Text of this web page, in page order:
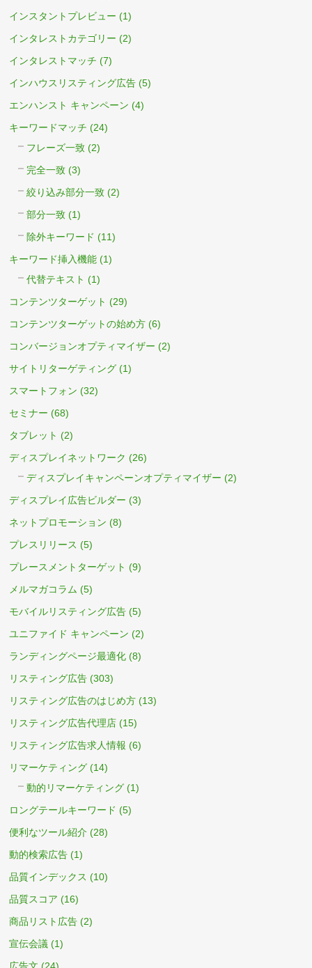
インスタントプレビュー (1)
インタレストカテゴリー (2)
インタレストマッチ (7)
インハウスリスティング広告 (5)
エンハンスト キャンペーン (4)
キーワードマッチ (24)
フレーズ一致 (2)
完全一致 (3)
絞り込み部分一致 (2)
部分一致 (1)
除外キーワード (11)
キーワード挿入機能 (1)
代替テキスト (1)
コンテンツターゲット (29)
コンテンツターゲットの始め方 (6)
コンバージョンオプティマイザー (2)
サイトリターゲティング (1)
スマートフォン (32)
セミナー (68)
タブレット (2)
ディスプレイネットワーク (26)
ディスプレイキャンペーンオプティマイザー (2)
ディスプレイ広告ビルダー (3)
ネットプロモーション (8)
プレスリリース (5)
プレースメントターゲット (9)
メルマガコラム (5)
モバイルリスティング広告 (5)
ユニファイド キャンペーン (2)
ランディングページ最適化 (8)
リスティング広告 (303)
リスティング広告のはじめ方 (13)
リスティング広告代理店 (15)
リスティング広告求人情報 (6)
リマーケティング (14)
動的リマーケティング (1)
ロングテールキーワード (5)
便利なツール紹介 (28)
動的検索広告 (1)
品質インデックス (10)
品質スコア (16)
商品リスト広告 (2)
宣伝会議 (1)
広告文 (24)